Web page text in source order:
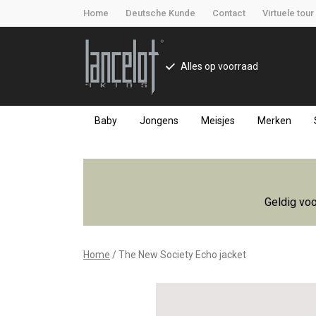
Home Deutsche Kunde Contact Virtuele tour
Alles op voorraad
Baby Jongens Meisjes Merken
Society
Geldig
Home The New Society Echo jacket